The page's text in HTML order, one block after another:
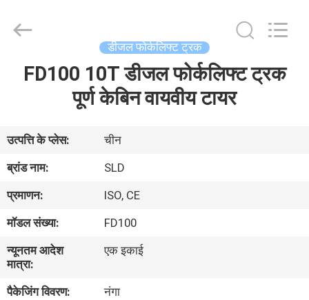
हमारे
बारे
कारखाना
भ्रमण
Reserved.
डीजल फोर्कलिफ्ट ट्रक
FD100 10T डीजल फोर्कलिफ्ट ट्रक
पूर्ण केबिन वायवीय टायर
उत्पत्ति के प्लेस:
चीन
ब्रांड नाम:
SLD
प्रमाणन:
ISO, CE
मॉडल संख्या:
FD100
न्यूनतम आदेश
मात्रा:
एक इकाई
पैकेजिंग विवरण:
नंगा